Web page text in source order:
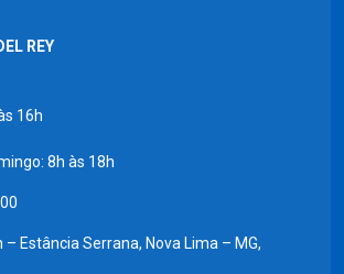
REY
16h
8h às 18h
– Estância Serrana, Nova Lima – MG,